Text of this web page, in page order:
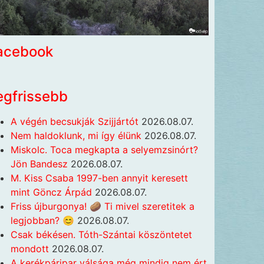
A végén becsukják Szijjártót 2026.08.07.
Nem haldoklunk, mi így élünk 2026.08.07.
Miskolc. Toca megkapta a selyemzsinórt?
Jön Bandesz 2026.08.07.
M. Kiss Csaba 1997-ben annyit keresett
mint Göncz Árpád 2026.08.07.
Friss újburgonya! 🥔 Ti mivel szeretitek a
legjobban? 😊 2026.08.07.
Csak békésen. Tóth-Szántai köszöntetet
mondott 2026.08.07.